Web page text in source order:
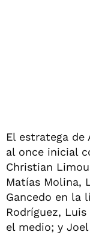
El estratega de
al once inicial
Christian
Matías Molina,
Gancedo en la
Rodríguez,
el medio; y